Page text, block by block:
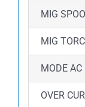
MIG
MIG
MODE AC
OVER